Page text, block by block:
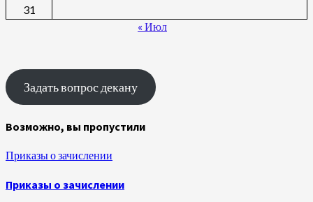
31
« Июл
Задать вопрос декану
Возможно, вы пропустили
Приказы о зачислении
Приказы о зачислении